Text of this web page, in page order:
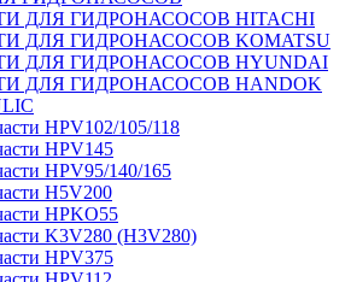
ДЛЯ ГИДРОНАСОСОВ HITACHI
ДЛЯ ГИДРОНАСОСОВ KOMATSU
ДЛЯ ГИДРОНАСОСОВ HYUNDAI
ДЛЯ ГИДРОНАСОСОВ HANDOK
HPV102/105/118
HPV145
HPV95/140/165
H5V200
HPKO55
K3V280 (H3V280)
HPV375